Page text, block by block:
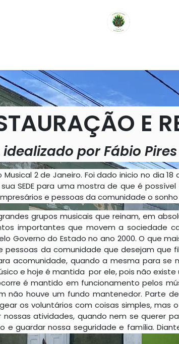
E
por Fábio
2 de Janeiro. Foi dado inicio no dia
SEDE para uma mostra de que é
e pessoas da comunidade o
grupos musicais que reinam, em
importantes que movem a sociedade
Governo do Estado no ano 2000. O que
da comunidade que desejam que
acomunidade, quando a mesma para se
e hoje é mantida por ele, pois não
é mantido em funcionamento pelos
não houve um fundo mantenedor. Parte
os voluntários com coisas simples,
atividades, quando nem se querer
e guardar nossa seguridade e família.